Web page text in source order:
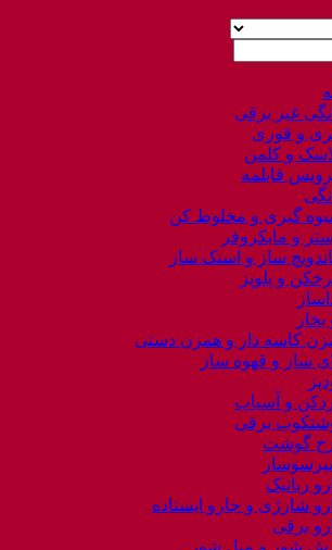
غیر برقی
و قوری
و کلمن
قابلمه
گیری و مخلوط کن
و مایکروفر
ساز و اسنک ساز
و پلوپز
بخار
کاسه دار و همزن دستی
ساز و قهوه ساز
و آسیاب
برقی
گوشت
رباتیک
شارژی و جارو ایستاده
برقی